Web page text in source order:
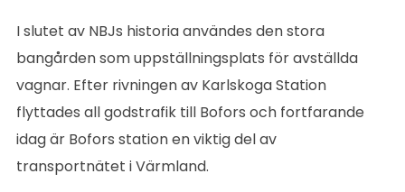
I slutet av NBJs historia användes den stora
bangården som uppställningsplats för avställda
vagnar. Efter rivningen av Karlskoga Station
flyttades all godstrafik till Bofors och fortfarande
idag är Bofors station en viktig del av
transportnätet i Värmland.